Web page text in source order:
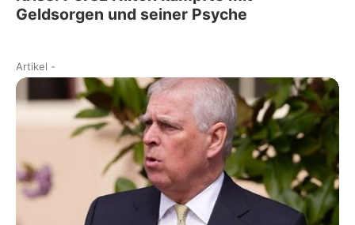
Geldsorgen und seiner Psyche
Artikel -